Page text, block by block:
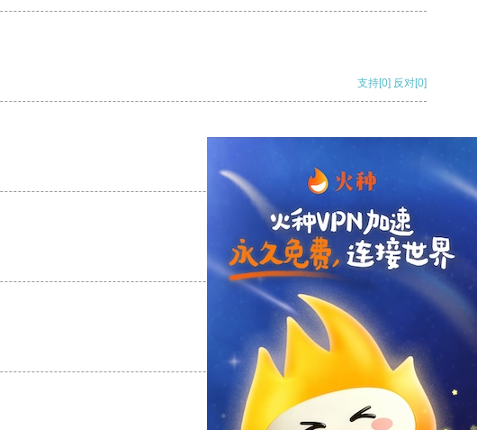
支持[0] 反对[0]
支持
支持[0] 反对[0]
支持[0] 反对[0]